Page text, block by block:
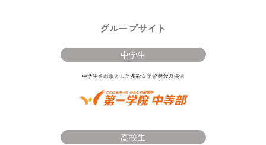
グループサイト
中学生
高校生